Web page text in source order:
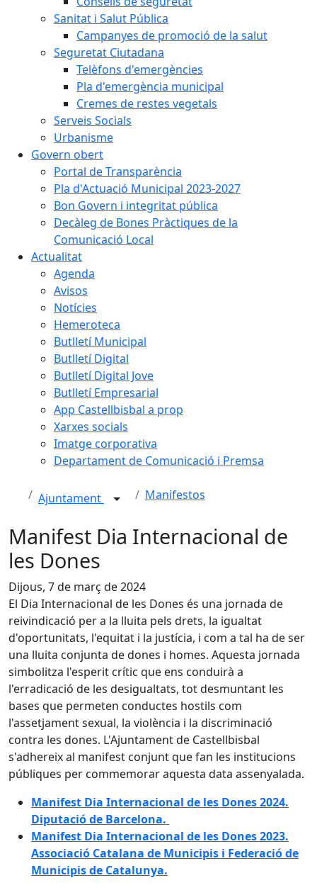
Sanitat i Salut Pública
Campanyes de promoció de la salut
Seguretat Ciutadana
Telèfons d'emergències
Pla d'emergència municipal
Cremes de restes vegetals
Serveis Socials
Urbanisme
Govern obert
Portal de Transparència
Pla d'Actuació Municipal 2023-2027
Bon Govern i integritat pública
Decàleg de Bones Pràctiques de la
Comunicació Local
Actualitat
Agenda
Avisos
Notícies
Hemeroteca
Butlletí Municipal
Butlletí Digital
Butlletí Digital Jove
Butlletí Empresarial
App Castellbisbal a prop
Xarxes socials
Imatge corporativa
Departament de Comunicació i Premsa
Ajuntament Manifestos
Manifest Dia Internacional de
les Dones
Dijous, 7 de març de 2024
El Dia Internacional de les Dones és una jornada de
reivindicació per a la lluita pels drets, la igualtat
d'oportunitats, l'equitat i la justícia, i com a tal ha de ser
una lluita conjunta de dones i homes. Aquesta jornada
simbolitza l'esperit crític que ens conduirà a
l'erradicació de les desigualtats, tot desmuntant les
bases que permeten conductes hostils com
l'assetjament sexual, la violència i la discriminació
contra les dones. L'Ajuntament de Castellbisbal
s'adhereix al manifest conjunt que fan les institucions
públiques per commemorar aquesta data assenyalada.
Manifest Dia Internacional de les Dones 2024.
Diputació de Barcelona.
Manifest Dia Internacional de les Dones 2023.
Associació Catalana de Municipis i Federació de
Municipis de Catalunya.